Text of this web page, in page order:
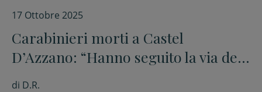
17 Ottobre 2025
Carabinieri morti a Castel
D’Azzano: “Hanno seguito la via del
servizio per il bene comune”
di D.R.